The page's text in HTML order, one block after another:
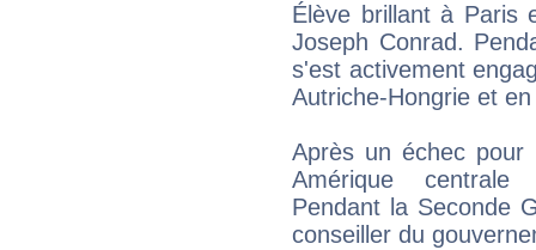
Élève brillant à Paris
Joseph Conrad.
s'est activement
Autriche-Hongrie et
Après un échec
Amérique centrale
Pendant la Seconde
conseiller du